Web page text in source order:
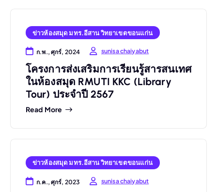
ข่าวห้องสมุด มทร.อีสาน วิทยาเขตขอนแก่น
ก.พ., ศุกร์, 2024 sunisa chaiyabut
โครงการส่งเสริมการเรียนรู้สารสนเทศ
ในห้องสมุด RMUTI KKC (Library
Tour) ประจำปี 2567
Read More
ข่าวห้องสมุด มทร.อีสาน วิทยาเขตขอนแก่น
ก.ค., ศุกร์, 2023 sunisa chaiyabut